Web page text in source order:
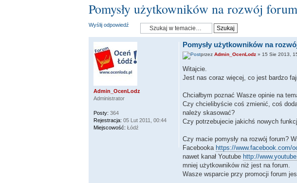
Pomysły użytkowników na rozwój forum
Wyślij odpowiedź
Pomysły użytkowników na
przez Admin_OcenLodz» 15 Sie 2013,
Witajcie.
Jest nas coraz więcej, co jest bardzo
Chciałbym poznać Wasze opinie na
Czy chcielibyście coś zmienić, coś
należy skasować?
Czy potrzebujecie jakichś nowych
Czy macie pomysły na rozwój forum?
Facebooka https://www.facebook.com/
nawet kanał Youtube http://
mniej użytkowników niż jest na forum.
Wasze wsparcie przy promocji forum
Admin_OcenLodz
Administrator
Posty: 364
Rejestracja: 05 Lut 2011, 00:44
Miejscowość: Łódź